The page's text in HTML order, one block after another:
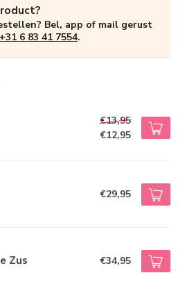
Bel, app of mail gerust
+31 6 83 41 7554.
€13,95
€12,95
€29,95
Zus €34,95